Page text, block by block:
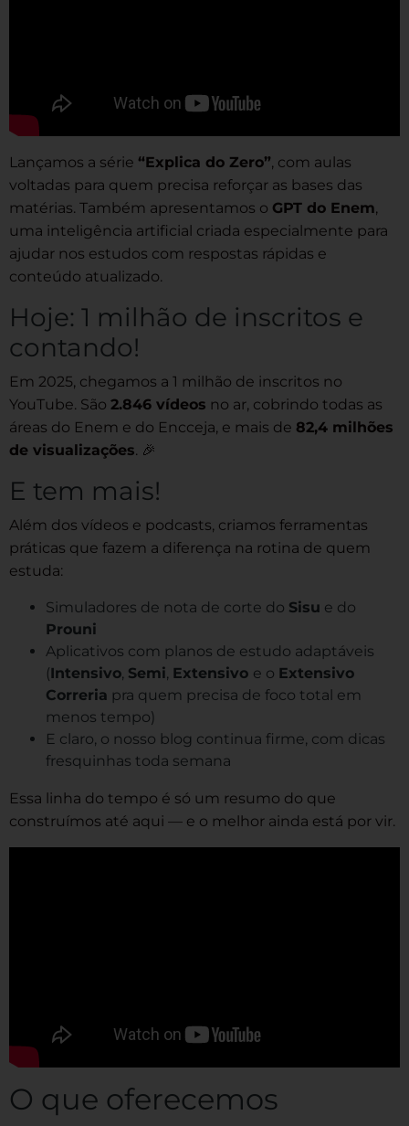
Lançamos a série “Explica do Zero”, com aulas
voltadas para quem precisa reforçar as bases das
matérias. Também apresentamos o GPT do Enem,
uma inteligência artificial criada especialmente para
ajudar nos estudos com respostas rápidas e
conteúdo atualizado.
Hoje: 1 milhão de inscritos e
contando!
Em 2025, chegamos a 1 milhão de inscritos no
YouTube. São 2.846 vídeos no ar, cobrindo todas as
áreas do Enem e do Encceja, e mais de 82,4 milhões
de visualizações. 🎉
E tem mais!
Além dos vídeos e podcasts, criamos ferramentas
práticas que fazem a diferença na rotina de quem
estuda:
Simuladores de nota de corte do Sisu e do
Prouni
Aplicativos com planos de estudo adaptáveis
(Intensivo, Semi, Extensivo e o Extensivo
Correria pra quem precisa de foco total em
menos tempo)
E claro, o nosso blog continua firme, com dicas
fresquinhas toda semana
Essa linha do tempo é só um resumo do que
construímos até aqui — e o melhor ainda está por vir.
O que oferecemos